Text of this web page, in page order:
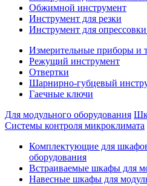
Обжимной инструмент
Инструмент для резки
Инструмент для
Измерительные приборы и
Режущий инструмент
Отвертки
Шарнирно-губцевый
Гаечные ключи
Для модульного оборудования
Системы контроля микроклимата
Комплектующие для
оборудования
Встраиваемые шкафы для
Навесные шкафы для